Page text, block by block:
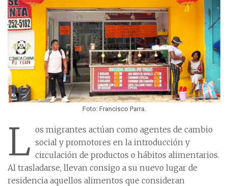
Foto: Francisco Parra.
L os migrantes actúan como agentes de cambio
social y promotores en la introducción y
circulación de productos o hábitos alimentarios.
Al trasladarse, llevan consigo a su nuevo lugar de
residencia aquellos alimentos que consideran